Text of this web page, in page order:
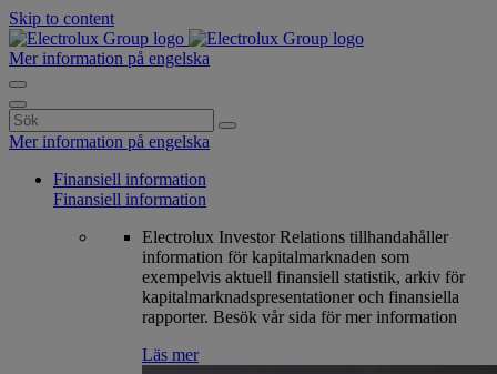
Skip to content
Mer information på engelska
Search
for:
Mer information på engelska
Finansiell information
Finansiell information
Electrolux Investor Relations tillhandahåller
information för kapitalmarknaden som
exempelvis aktuell finansiell statistik, arkiv för
kapitalmarknadspresentationer och finansiella
rapporter. Besök vår sida för mer information
Läs mer